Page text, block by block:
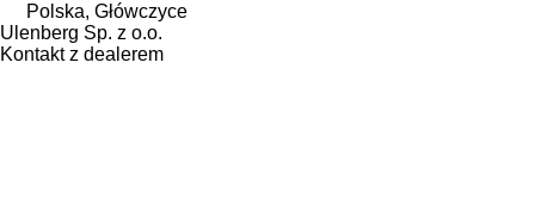
Polska, Główczyce
Ulenberg Sp. z o.o.
Kontakt z dealerem